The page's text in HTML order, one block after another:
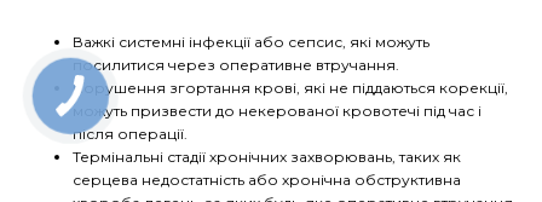
Важкі системні інфекції або сепсис, які можуть
посилитися через оперативне втручання.
Порушення згортання крові, які не піддаються корекції,
можуть призвести до некерованої кровотечі під час і
після операції.
Термінальні стадії хронічних захворювань, таких як
серцева недостатність або хронічна обструктивна